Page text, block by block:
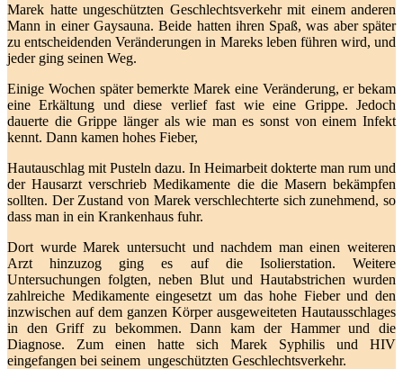
Marek hatte ungeschützten Geschlechtsverkehr mit einem anderen
Mann in einer Gaysauna. Beide hatten ihren Spaß, was aber später
zu entscheidenden Veränderungen in Mareks leben führen wird, und
jeder ging seinen Weg.
Einige Wochen später bemerkte Marek eine Veränderung, er bekam
eine Erkältung und diese verlief fast wie eine Grippe. Jedoch
dauerte die Grippe länger als wie man es sonst von einem Infekt
kennt. Dann kamen hohes Fieber,
Hautauschlag mit Pusteln dazu. In Heimarbeit dokterte man rum und
der Hausarzt verschrieb Medikamente die die Masern bekämpfen
sollten. Der Zustand von Marek verschlechterte sich zunehmend, so
dass man in ein Krankenhaus fuhr.
Dort wurde Marek untersucht und nachdem man einen weiteren
Arzt hinzuzog ging es auf die Isolierstation. Weitere
Untersuchungen folgten, neben Blut und Hautabstrichen wurden
zahlreiche Medikamente eingesetzt um das hohe Fieber und den
inzwischen auf dem ganzen Körper ausgeweiteten Hautausschlages
in den Griff zu bekommen. Dann kam der Hammer und die
Diagnose. Zum einen hatte sich Marek Syphilis und HIV
eingefangen bei seinem ungeschützten Geschlechtsverkehr.